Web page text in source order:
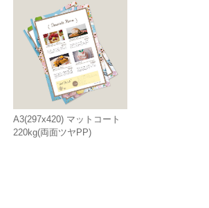
A3(297x420) マットコート
220kg(両面ツヤPP)